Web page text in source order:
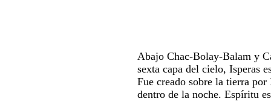
Abajo Chac-Bolay-Balam y
sexta capa del cielo, Isperas
Fue creado sobre la tierra
dentro de la noche. Espíritu